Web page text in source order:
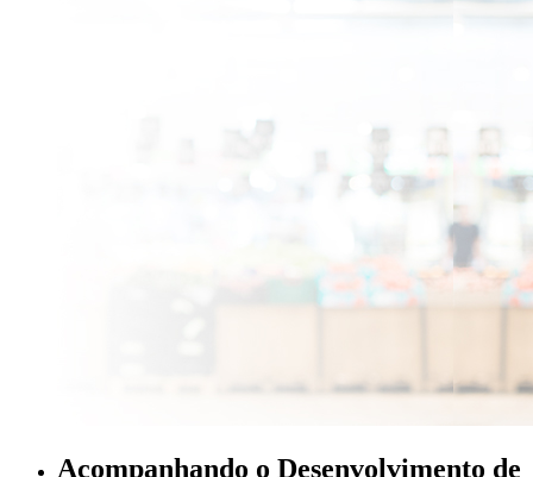
Acompanhando o Desenvolvimento de